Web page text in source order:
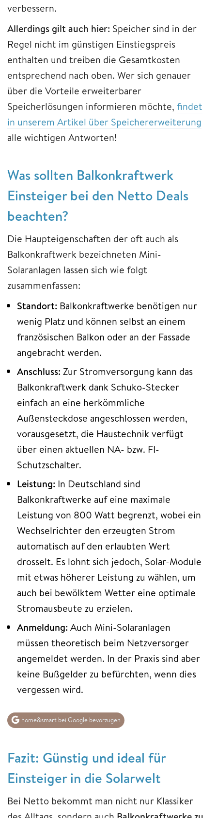
verbessern.
Allerdings gilt auch hier: Speicher sind in der
Regel nicht im günstigen Einstiegspreis
enthalten und treiben die Gesamtkosten
entsprechend nach oben. Wer sich genauer
über die Vorteile erweiterbarer
Speicherlösungen informieren möchte, findet
in unserem Artikel über Speichererweiterung
alle wichtigen Antworten!
Was sollten Balkonkraftwerk
Einsteiger bei den Netto Deals
beachten?
Die Haupteigenschaften der oft auch als
Balkonkraftwerk bezeichneten Mini-
Solaranlagen lassen sich wie folgt
zusammenfassen:
Standort: Balkonkraftwerke benötigen nur
wenig Platz und können selbst an einem
französischen Balkon oder an der Fassade
angebracht werden.
Anschluss: Zur Stromversorgung kann das
Balkonkraftwerk dank Schuko-Stecker
einfach an eine herkömmliche
Außensteckdose angeschlossen werden,
vorausgesetzt, die Haustechnik verfügt
über einen aktuellen NA- bzw. FI-
Schutzschalter.
Leistung: In Deutschland sind
Balkonkraftwerke auf eine maximale
Leistung von 800 Watt begrenzt, wobei ein
Wechselrichter den erzeugten Strom
automatisch auf den erlaubten Wert
drosselt. Es lohnt sich jedoch, Solar-Module
mit etwas höherer Leistung zu wählen, um
auch bei bewölktem Wetter eine optimale
Stromausbeute zu erzielen.
Anmeldung: Auch Mini-Solaranlagen
müssen theoretisch beim Netzversorger
angemeldet werden. In der Praxis sind aber
keine Bußgelder zu befürchten, wenn dies
vergessen wird.
home&smart bei Google bevorzugen
Fazit: Günstig und ideal für
Einsteiger in die Solarwelt
Bei Netto bekommt man nicht nur Klassiker